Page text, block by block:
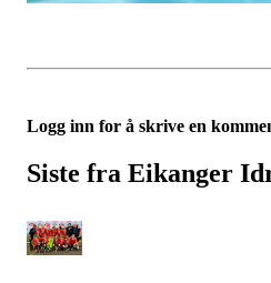
Logg inn for å skrive en
Siste fra Eikanger